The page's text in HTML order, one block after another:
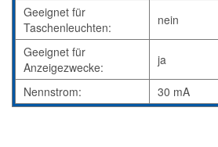
Geeignet für
Taschenleuchten:
nein
Geeignet für
Anzeigezwecke:
ja
Nennstrom: 30 mA